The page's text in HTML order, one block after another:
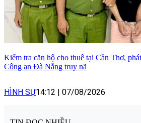
Kiểm tra căn hộ cho thuê tại Cần Thơ,
Công an Đà Nẵng truy nã
HÌNH SỰ14:12 | 07/08/2026